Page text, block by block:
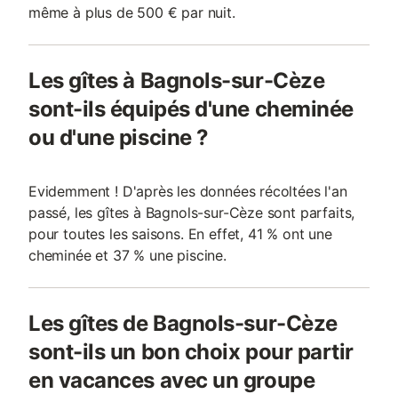
même à plus de 500 € par nuit.
Les gîtes à Bagnols-sur-Cèze
sont-ils équipés d'une cheminée
ou d'une piscine ?
Evidemment ! D'après les données récoltées l'an
passé, les gîtes à Bagnols-sur-Cèze sont parfaits,
pour toutes les saisons. En effet, 41 % ont une
cheminée et 37 % une piscine.
Les gîtes de Bagnols-sur-Cèze
sont-ils un bon choix pour partir
en vacances avec un groupe